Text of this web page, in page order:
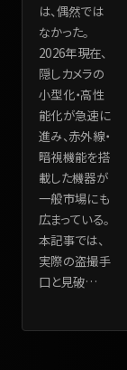
は、偶然では
なかった。
2026年現在、
隠しカメラの
小型化・高性
能化が急速に
進み、赤外線・
暗視機能を搭
載した機器が
一般市場にも
広まっている。
本記事では、
実際の盗撮手
口と見破…